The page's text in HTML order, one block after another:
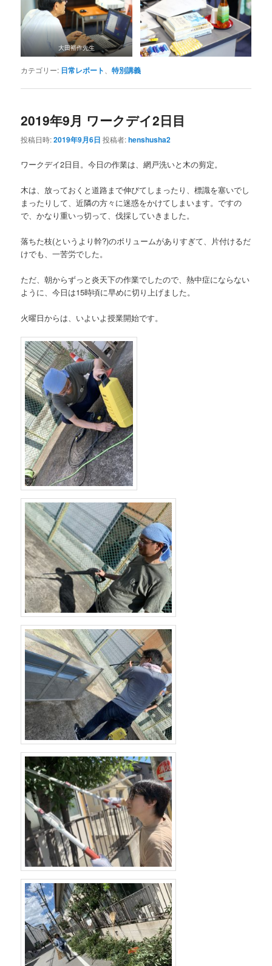
大田裕作先生
カテゴリー: 日常レポート 、特別講義
2019年9月 ワークデイ2日目
投稿日時:2019年9月6日 投稿者:henshusha2
ワークデイ2日目。今日の作業は、網戸洗いと木の剪定。
木は、放っておくと道路まで伸びてしまったり、標識を塞いでし
まったりして、近隣の方々に迷惑をかけてしまいます。ですの
で、かなり重いっ切って、伐採していきました。
落ちた枝(というより幹?)のボリュームがありすぎて、片付けるだ
けでも、一苦労でした。
ただ、朝からずっと炎天下の作業でしたので、熱中症にならない
ように、今日は15時頃に早めに切り上げました。
火曜日からは、いよいよ授業開始です。